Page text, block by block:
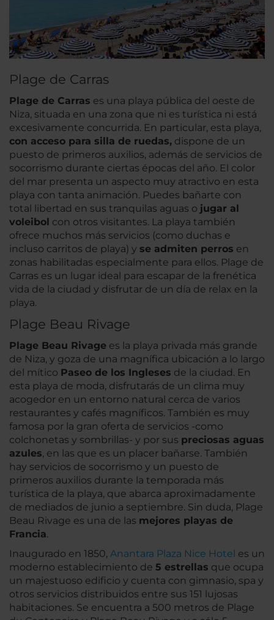
Plage de Carras
Plage de Carras es una playa pública del oeste de
Niza, situada en una zona que ni es turística ni está
excesivamente concurrida. En particular, esta playa,
con acceso para silla de ruedas, dispone de un
puesto de primeros auxilios, además de servicios de
socorrismo durante ciertas épocas del año. El color
del mar presenta un aspecto muy atractivo en esta
playa con tanta animación. Puedes bañarte con
total libertad en sus tranquilas aguas o jugar al
voleibol con otros visitantes. La playa también
ofrece muchos más servicios (como duchas e
incluso carritos de playa) y se admiten perros en
zonas habilitadas especialmente para ellos. Plage de
Carras es un lugar ideal para escapar de la frenética
vida de la ciudad y disfrutar de un día de relax en la
playa.
Plage Beau Rivage
Plage Beau Rivage es la playa privada más grande
de Niza, y goza de una magnífica ubicación a lo largo
del mítico Paseo de los Ingleses de la ciudad. En
esta playa de moda, disfrutarás de un clima muy
acogedor en un entorno natural cerca de varios
restaurantes y cafés magníficos. También es muy
famosa por la gran oferta de servicios -como
colchonetas y sombrillas- y por sus preciosas aguas
azules, en las que es un placer bañarse. También
hay servicios de socorrismo y un puesto de
primeros auxilios durante la temporada más
turística de la playa, que abarca aproximadamente
de mediados de junio a septiembre. Sin duda, Plage
Beau Rivage es una de las mejores playas de
Francia.
Inaugurado en 1850, Anantara Plaza Nice Hotel es un
moderno establecimiento de 5 estrellas que ocupa
un majestuoso edificio y cuenta con gimnasio, spa y
otros servicios distribuidos entre sus 151 lujosas
habitaciones. Se encuentra a 500 metros de Plage